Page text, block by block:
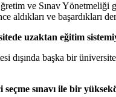
ve Sınav
aldıkları ve başardıkları
uzaktan eğitim
dışında başka bir
sınavı ile bir